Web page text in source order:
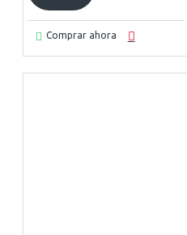
Comprar ahora